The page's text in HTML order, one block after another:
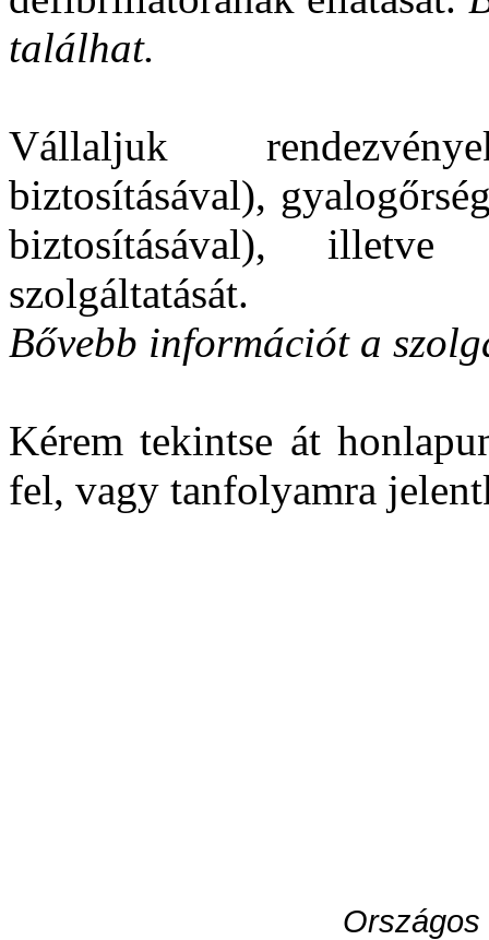
találhat.
Vállaljuk
biztosításával),
biztosításával), illetve
szolgáltatását.
Bővebb információt a
Kérem tekintse át
fel, vagy tanfolyamra
Országos